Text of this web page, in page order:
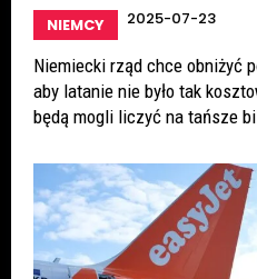
NIEMCY 2025-07-23
Niemiecki rząd chce obniżyć
aby latanie nie było tak
będą mogli liczyć na tańsze